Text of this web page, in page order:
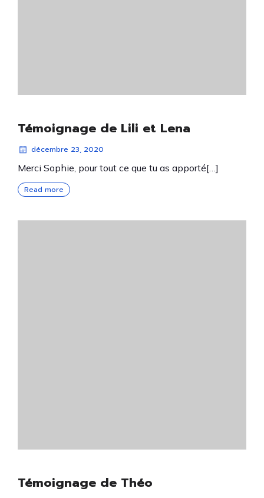
Témoignage de Lili et Lena
décembre 23, 2020
Merci Sophie, pour tout ce que tu as apporté[…]
Read more
Témoignage de Théo